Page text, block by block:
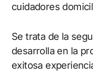
cuidadores
Se trata de la
desarrolla en la
exitosa